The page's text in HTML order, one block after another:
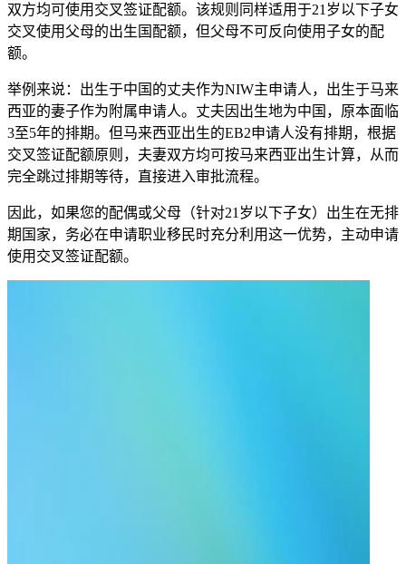
双方均可使用交叉签证配额。该规则同样适用于21岁以下子女
交叉使用父母的出生国配额，但父母不可反向使用子女的配
额。
举例来说：出生于中国的丈夫作为NIW主申请人，出生于马来
西亚的妻子作为附属申请人。丈夫因出生地为中国，原本面临
3至5年的排期。但马来西亚出生的EB2申请人没有排期，根据
交叉签证配额原则，夫妻双方均可按马来西亚出生计算，从而
完全跳过排期等待，直接进入审批流程。
因此，如果您的配偶或父母（针对21岁以下子女）出生在无排
期国家，务必在申请职业移民时充分利用这一优势，主动申请
使用交叉签证配额。